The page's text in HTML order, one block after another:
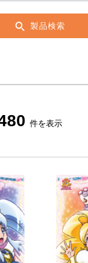
製品検索
件を表示